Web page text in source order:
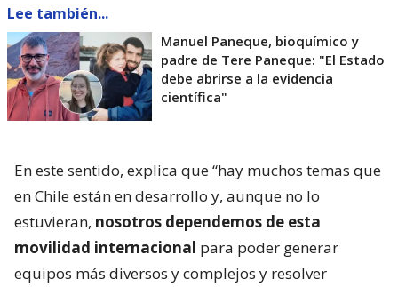
Lee también...
Manuel Paneque, bioquímico y
padre de Tere Paneque: "El Estado
debe abrirse a la evidencia
científica"
En este sentido, explica que “hay muchos temas que
en Chile están en desarrollo y, aunque no lo
estuvieran, nosotros dependemos de esta
movilidad internacional para poder generar
equipos más diversos y complejos y resolver